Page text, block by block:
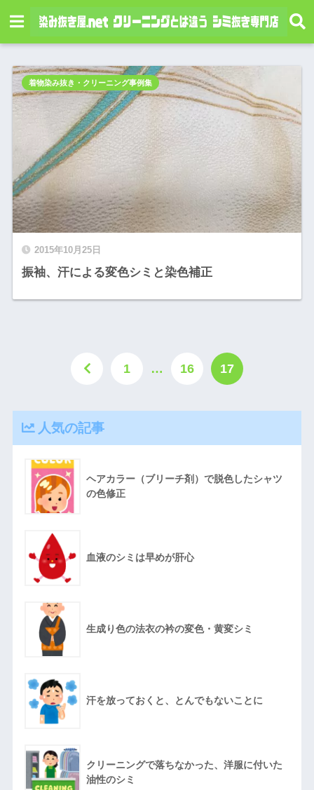
2015年10月25日
振袖、汗による変色シミと染色補正
着物染み抜き・クリーニング事例集
1 … 16 17
人気の記事
ヘアカラー（ブリーチ剤）で脱色したシャツ
の色修正
血液のシミは早めが肝心
生成り色の法衣の衿の変色・黄変シミ
汗を放っておくと、とんでもないことに
クリーニングで落ちなかった、洋服に付いた
油性のシミ